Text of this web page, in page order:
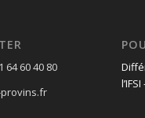
60 40 80